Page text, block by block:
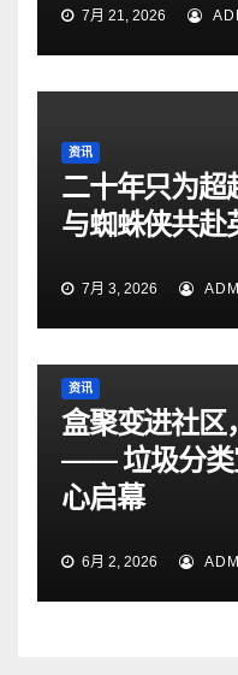
7月 21, 2026
资讯
二十年只为超
与蜘蛛侠共赴
7月 3, 2026
资讯
盒聚变进社区
—— 垃圾分类
心启幕
6月 2, 2026